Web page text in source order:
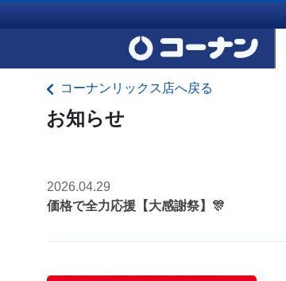
コーナンリックス店へ戻る
お知らせ
2026.04.29
価格で全力応援【大感謝祭】🎊